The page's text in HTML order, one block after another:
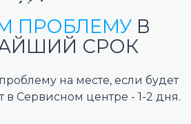
ПРОБЛЕМУ В
СРОК
на месте, если будет
Сервисном центре - 1-2 дня.